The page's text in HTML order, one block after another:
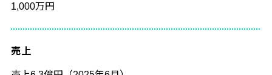
1,000万円
売上